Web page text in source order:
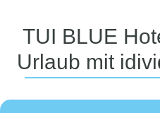
TUI BLUE
Urlaub mit